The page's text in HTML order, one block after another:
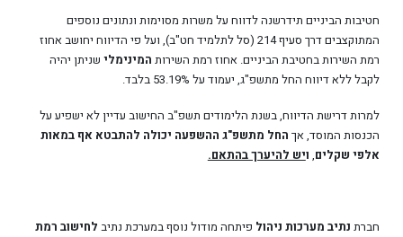
חטיבות הביניים תידרשנה לדווח על משרות מסוימות ונתונים נוספים
המתוקצבים דרך סעיף 214 (סל לתלמיד חט"ב), ועל פי הדיווח יחושב אחוז
רמת השירות בחטיבת הביניים. אחוז רמת השירות המינימלי שניתן יהיה
לקבל ללא דיווח החל מתשפ"ג, יעמוד על 53.19% בלבד.
למרות דרישת הדיווח, בשנת הלימודים תשפ"ב החישוב עדיין לא ישפיע על
הכנסות המוסד, אך החל מתשפ"ג ההשפעה יכולה להתבטא אף במאות
אלפי שקלים, ויש להיערך בהתאם.
חברת נתיב מערכות ניהול פיתחה מודול נוסף במערכת נתיב לחישוב רמת